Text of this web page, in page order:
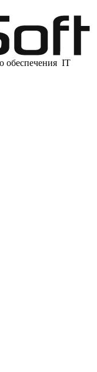
обеспечения IT